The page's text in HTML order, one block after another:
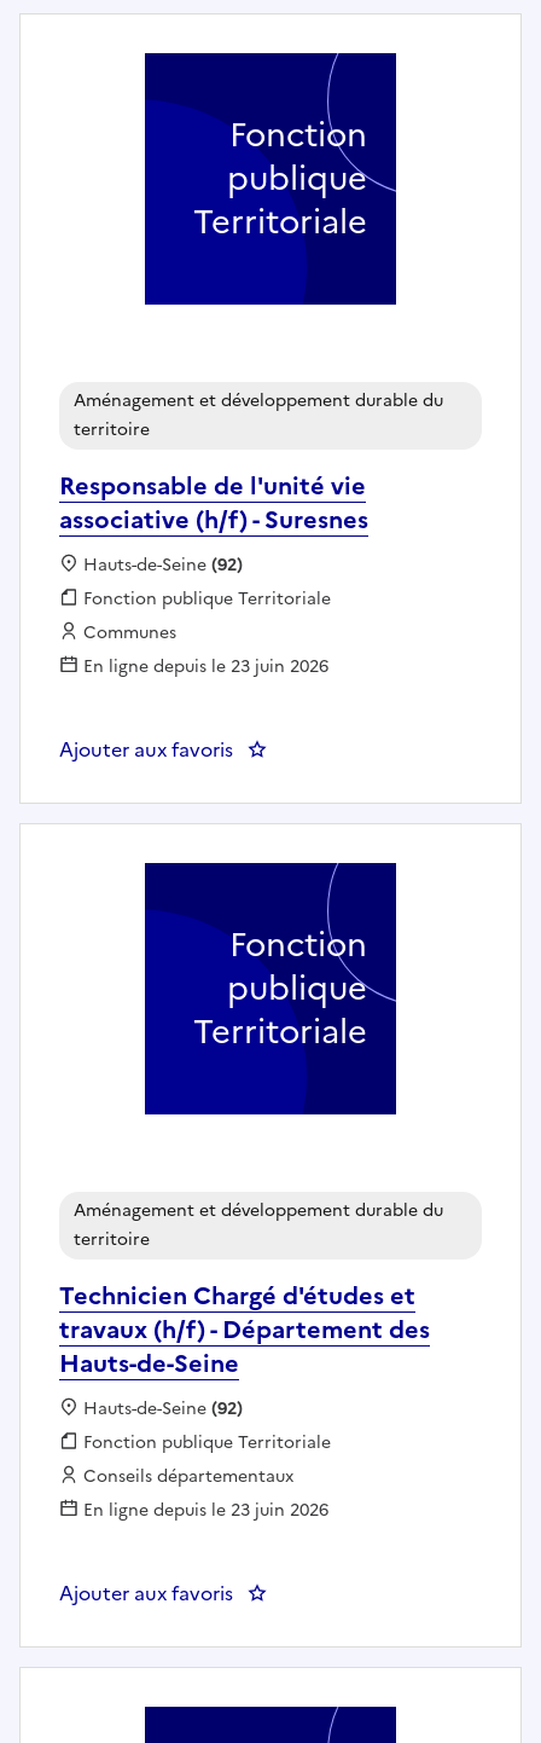
Responsable de l'unité vie
associative (h/f) - Suresnes
Aménagement et développement durable du
territoire
Localisation :
Hauts-de-Seine(92)
Fonction publique :
Fonction publique Territoriale
Employeur :
Communes
En ligne depuis le 23 juin 2026
Ajouter aux favoris : Responsable de l'unité vie
Fonction
publique
Territoriale
Technicien Chargé d'études et
travaux (h/f) - Département des
Hauts-de-Seine
Aménagement et développement durable du
territoire
Localisation :
Hauts-de-Seine(92)
Fonction publique :
Fonction publique Territoriale
Employeur :
Conseils départementaux
En ligne depuis le 23 juin 2026
Ajouter aux favoris : Technicien Chargé d'études
Fonction
publique
Territoriale